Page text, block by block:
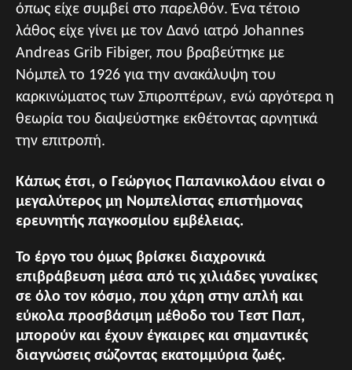
όπως είχε συμβεί στο παρελθόν. Ένα τέτοιο
λάθος είχε γίνει με τον Δανό ιατρό Johannes
Andreas Grib Fibiger, που βραβεύτηκε με
Νόμπελ το 1926 για την ανακάλυψη του
καρκινώματος των Σπιροπτέρων, ενώ αργότερα η
θεωρία του διαψεύστηκε εκθέτοντας αρνητικά
την επιτροπή.
Κάπως έτσι, ο Γεώργιος Παπανικολάου είναι ο
μεγαλύτερος μη Νομπελίστας επιστήμονας
ερευνητής παγκοσμίου εμβέλειας.
Το έργο του όμως βρίσκει διαχρονικά
επιβράβευση μέσα από τις χιλιάδες γυναίκες
σε όλο τον κόσμο, που χάρη στην απλή και
εύκολα προσβάσιμη μέθοδο του Τεστ Παπ,
μπορούν και έχουν έγκαιρες και σημαντικές
διαγνώσεις σώζοντας εκατομμύρια ζωές.